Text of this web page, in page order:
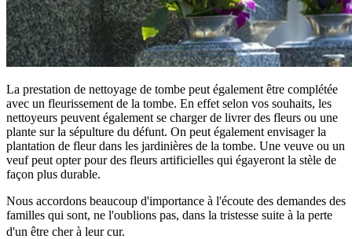
La prestation de nettoyage de tombe peut également être complétée
avec un fleurissement de la tombe. En effet selon vos souhaits, les
nettoyeurs peuvent également se charger de livrer des fleurs ou une
plante sur la sépulture du défunt. On peut également envisager la
plantation de fleur dans les jardinières de la tombe. Une veuve ou un
veuf peut opter pour des fleurs artificielles qui égayeront la stèle de
façon plus durable.
Nous accordons beaucoup d'importance à l'écoute des demandes des
familles qui sont, ne l'oublions pas, dans la tristesse suite à la perte
d'un être cher à leur cur.